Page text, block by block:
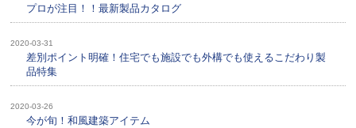
プロが注目！！最新製品カタログ
2020-03-31
差別ポイント明確！住宅でも施設でも外構でも使えるこだわり製
品特集
2020-03-26
今が旬！和風建築アイテム